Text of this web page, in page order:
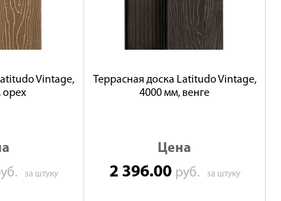
Vintage,
орех
за штуку
Террасная доска Latitudo Vintage,
4000 мм, венге
Цена
2 396.00 руб. за штуку